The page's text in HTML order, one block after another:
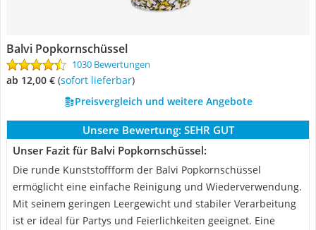
Balvi Popkornschüssel
1030 Bewertungen
ab 12,00 € ( Sofort lieferbar)
Preisvergleich und weitere Angebote
Unsere Bewertung: SEHR GUT
Unser Fazit für Balvi Popkornschüssel:
Die runde Kunststoffform der Balvi Popkornschüssel
ermöglicht eine einfache Reinigung und Wiederverwendung.
Mit seinem geringen Leergewicht und stabiler Verarbeitung
ist er ideal für Partys und Feierlichkeiten geeignet. Eine